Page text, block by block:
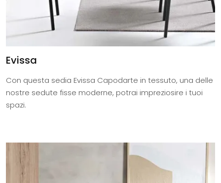
Evissa
Con questa sedia Evissa Capodarte in tessuto, una delle
nostre sedute fisse moderne, potrai impreziosire i tuoi
spazi.